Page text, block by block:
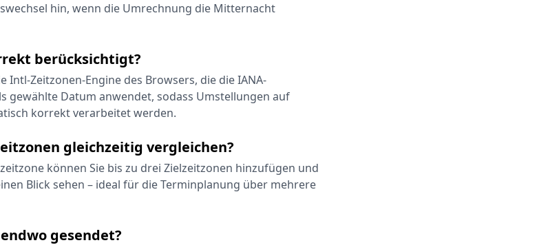
hin, wenn die Umrechnung die Mitternacht
berücksichtigt?
Intl-Zeitzonen-Engine des Browsers, die die IANA-
gewählte Datum anwendet, sodass Umstellungen auf
korrekt verarbeitet werden.
gleichzeitig vergleichen?
können Sie bis zu drei Zielzeitzonen hinzufügen und
Blick sehen – ideal für die Terminplanung über mehrere
gesendet?